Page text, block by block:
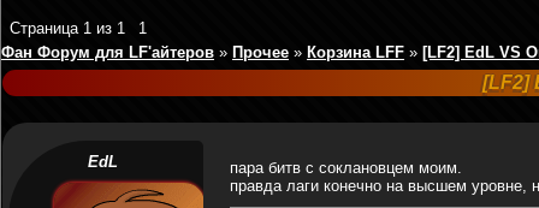
Страница 1 из 1
1
Фан Форум для LF'айтеров » Прочее » Корзина LFF » [LF2] EdL VS
[LF2]
EdL
пара битв с соклановцем моим.
правда лаги конечно на высшем уровне,